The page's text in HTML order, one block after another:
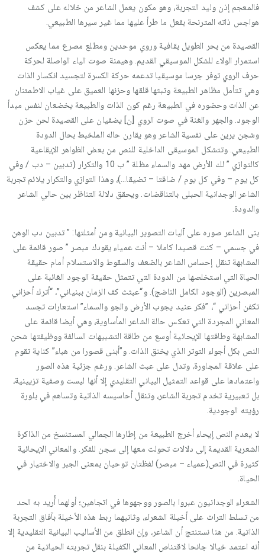
فالمعجم إذن وليد التجربة، وهو مكون يعمل الشاعر من خلاله على كشف
هواجس ذاته المترنحة بفعل ما طرأ عليها مما غير سيرها الطبيعي.
القصيدة من بحر الطويل بقافية وروي موحدين ومطلع مصرع مما يعكس
استمرار الولاء للشكل الموسيقي القديم. وهيمنة صوت الياء الواصلة لحركة
حرف الروي توفر جرسا موسيقيا تدعمه حركة الكسرة لتجسيد انكسار الذات
وهي تتأمل مظاهر الطبيعة وتبثها قلقها وحزنها العميق على غياب الاطمئنان
عن الذات وحضوره في الطبيعة رغم كون الذات والطبيعة يخضعان لنفس مبدأ
الوجود. والجهر والغنة في صوت الروي [ن] يضفيان على القصيدة لحن حزن
وشجن يرين على نفسية الشاعر وهو يقارن حاله الملخبط بحال الدودة
الطبيعي. وتتشكل الموسيقى الداخلية للنص من بعض الظواهر الإيقاعية
كالتوازي ” لك الأرض مهد والسماء مظلة ” ب 10 والتكرار (تدبين – دب / وفي
كل يوم – وفي كل يوم / ضاقتا – تضيقا…)، وهذا التوازي والتكرار يلائم تجربة
الشاعر الوجدانية الحبلى بالتناقضات. ويحقق دلالة التناظر بين حالي الشاعر
والدودة.
بنى الشاعر صوره على آليات التصوير البيانية ومن أمثلتها: ” تدبين دب الوهن
في جسمي – كنت قصيدا كاملا – أنت عمياء يقودك مبصر ” صور قائمة على
المشابهة تنقل إحساس الشاعر بالضعف والسقوط والاستسلام أمام حقيقة
الحياة التي استخلصها من الدودة التي تتمثل حقيقة الوجود الغائبة على
المبصرين (الوجود الكامل الناضج). و“عبثث كف الزمان ببنياني”، “أترك أحزاني
تكفن أحزاني “، ”فكر عنيد يجوب الأرض والجو والسماء” استعارات تجسد
المعاني المجردة التي تعكس حالة الشاعر المأساوية، وهي أيضا قائمة على
المشابهة وطاقتها الإيحائية أوسع من طاقة التشبيهات السالفة ووظيفتها شحن
النص بكل أجواء التوتر الذي يخنق الذات. و”أبنى قصورا من هباء” كناية تقوم
على علاقة المجاورة، وتدل على عبث الشاعر. ورغم جزئية هذه الصور
واعتمادها على قواعد التمثيل البياني التقليدي إلا أنها ليست وصفية تزيينية،
بل تعبيرية تخدم تجربة الشاعر، وتنقل أحاسيسه الذاتية وتساهم في بلورة
رؤيته الوجودية.
لا يعدم النص إيحاء أخرج الطبيعة من إطارها الجمالي المستنسخ من الذاكرة
الشعرية القديمة إلى دلالات تحولت معها إلى سجن للفكر. والمعاني الإيحائية
كثيرة في النص(عمياء – مبصر) لفظتان توحيان بمعنى الجبر والاختيار في
الحياة.
الشعراء الوجدانيون عبروا بالصور ووجهوها في اتجاهين؛ أولهما أُريد به الحد
من تسلط التراث على أخيلة الشعراء، وثانيهما ربط هذه الأخيلة بآفاق التجربة
الذاتية. من هنا نستنتج أن الشاعر، وإن انطلق من الأساليب البيانية التقليدية إلا
أنه اعتمد خيالا جانحا لاقتناص المعاني الكفيلة بنقل تجربته الحياتية من